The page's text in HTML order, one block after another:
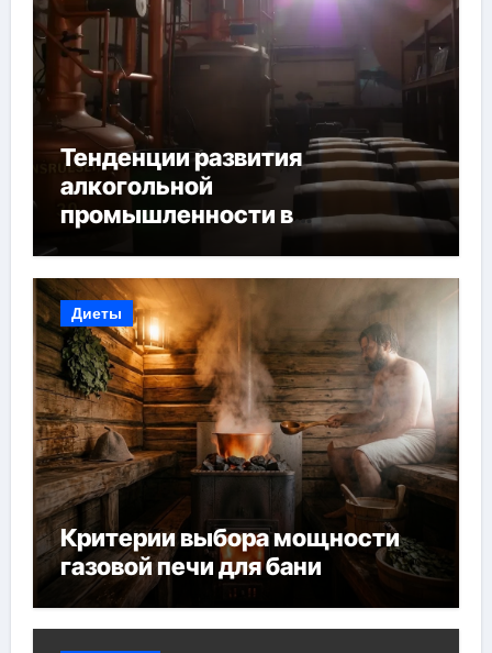
Тенденции развития
алкогольной
промышленности в
Диеты
Критерии выбора мощности
газовой печи для бани